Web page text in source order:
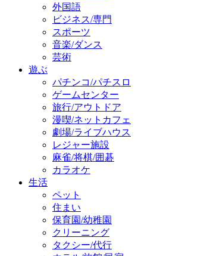
外国語
ビジネス/専門
スポーツ
音楽/ダンス
芸術
遊ぶ
パチンコ/パチスロ
ゲームセンター
旅行/アウトドア
漫喫/ネットカフェ
劇場/ライブハウス
レジャー施設
麻雀/将棋/囲碁
カラオケ
生活
ペット
住まい
保育園/幼稚園
クリーニング
タクシー/代行